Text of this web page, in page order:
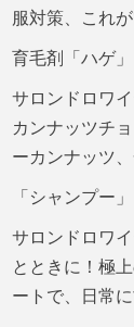
服対策、これ
育毛剤「ハゲ」
サロンドロワ
カンナッツチ
ーカンナッツ
「シャンプー
サロンドロワ
とときに！極
ートで、日常